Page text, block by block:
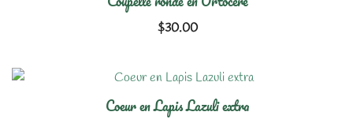
$30.00
Coeur en Lapis Lazuli extra